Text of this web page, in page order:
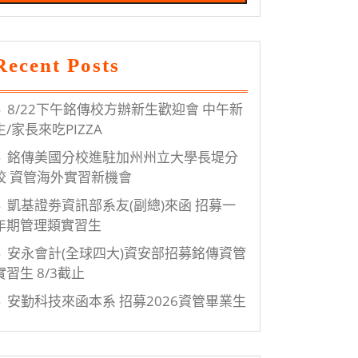
Posts
8/22下午銘傳校方辦新生歡迎會 中午新
/家長來吃PIZZA
銘傳美國分校進駐加州州立大學長堤分
資管海外實習新機會
凱基證劵資訊部系友(副總)來函 招募一
期管理類實習生
安永會計(全球四大)資安部招募銘傳資管
習生 8/3截止
安勤科技來函本系 招募2026資管畢業生